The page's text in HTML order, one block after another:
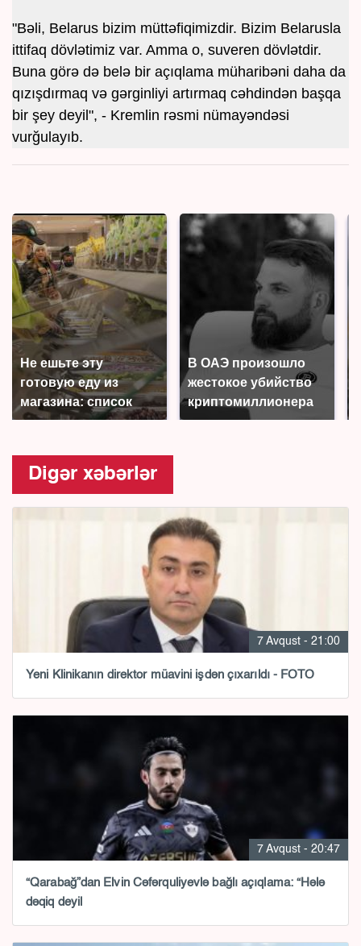
"Bəli, Belarus bizim müttəfiqimizdir. Bizim Belarusla
ittifaq dövlətimiz var. Amma o, suveren dövlətdir.
Buna görə də belə bir açıqlama müharibəni daha da
qızışdırmaq və gərginliyi artırmaq cəhdindən başqa
bir şey deyil", - Kremlin rəsmi nümayəndəsi
vurğulayıb.
Не ешьте эту
готовую еду из
магазина: список
В ОАЭ произошло
жестокое убийство
криптомиллионера
Digər xəbərlər
7 Avqust - 21:00
Yeni Klinikanın direktor müavini işdən çıxarıldı - FOTO
7 Avqust - 20:47
“Qarabağ”dan Elvin Cəfərquliyevlə bağlı açıqlama: “Hələ
dəqiq deyil